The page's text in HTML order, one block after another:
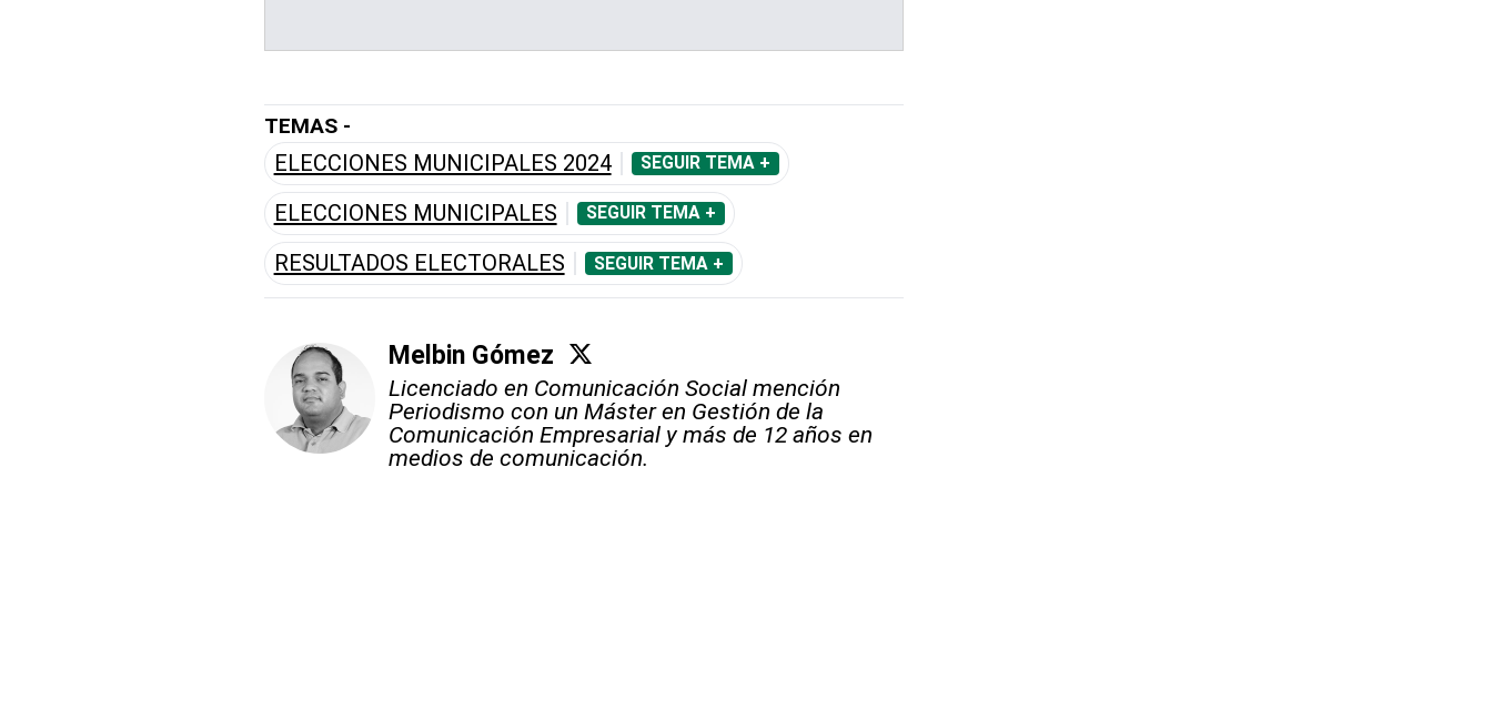
TEMAS -
ELECCIONES MUNICIPALES 2024 SEGUIR TEMA +
ELECCIONES MUNICIPALES SEGUIR TEMA +
RESULTADOS ELECTORALES SEGUIR TEMA +
Melbin Gómez
Licenciado en Comunicación Social mención
Periodismo con un Máster en Gestión de la
Comunicación Empresarial y más de 12 años en
medios de comunicación.